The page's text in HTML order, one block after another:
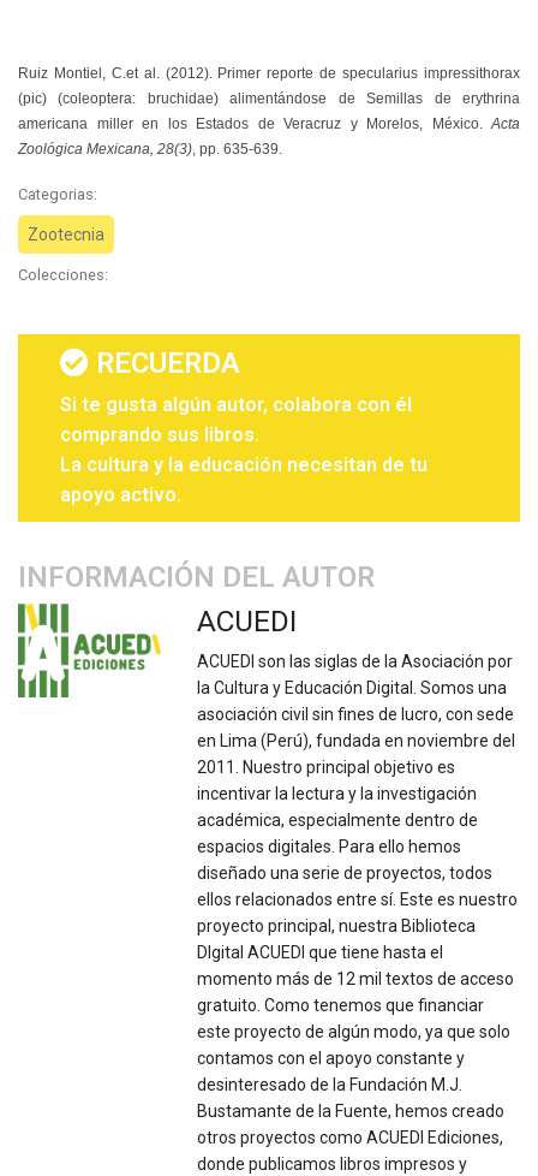
Ruiz Montiel, C.et al. (2012). Primer reporte de specularius impressithorax
(pic) (coleoptera: bruchidae) alimentándose de Semillas de erythrina
americana miller en los Estados de Veracruz y Morelos, México.Acta
Zoológica Mexicana, 28(3), pp. 635-639.
Categorias:
Zootecnia
Colecciones:
RECUERDA
Si te gusta algún autor, colabora con él
comprando sus libros.
La cultura y la educación necesitan de tu
apoyo activo.
INFORMACIÓN DEL AUTOR
ACUEDI
ACUEDI son las siglas de la Asociación por
la Cultura y Educación Digital. Somos una
asociación civil sin fines de lucro, con sede
en Lima (Perú), fundada en noviembre del
2011. Nuestro principal objetivo es
incentivar la lectura y la investigación
académica, especialmente dentro de
espacios digitales. Para ello hemos
diseñado una serie de proyectos, todos
ellos relacionados entre sí. Este es nuestro
proyecto principal, nuestra Biblioteca
DIgital ACUEDI que tiene hasta el
momento más de 12 mil textos de acceso
gratuito. Como tenemos que financiar
este proyecto de algún modo, ya que solo
contamos con el apoyo constante y
desinteresado de la Fundación M.J.
Bustamante de la Fuente, hemos creado
otros proyectos como ACUEDI Ediciones,
donde publicamos libros impresos y